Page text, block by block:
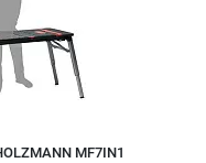
MF7IN1